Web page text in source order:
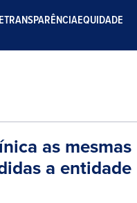
TRANSPARÊNCIAEQUIDADE
as mesmas
a entidade